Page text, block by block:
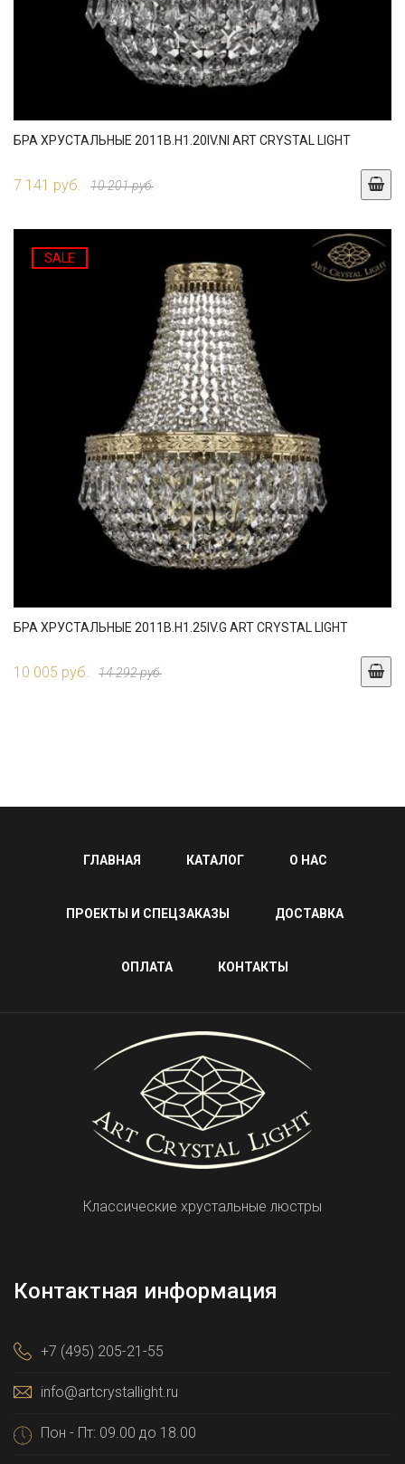
БРА ХРУСТАЛЬНЫЕ 2011B.H1.20IV.NI ART CRYSTAL LIGHT
7 141 руб. 10 201 руб.
SALE
БРА ХРУСТАЛЬНЫЕ 2011B.H1.25IV.G ART CRYSTAL LIGHT
10 005 руб. 14 292 руб.
ГЛАВНАЯ КАТАЛОГ О НАС
ПРОЕКТЫ И СПЕЦЗАКАЗЫ ДОСТАВКА
ОПЛАТА КОНТАКТЫ
Классические хрустальные люстры
Контактная информация
+7 (495) 205-21-55
info@artcrystallight.ru
Пон - Пт: 09.00 до 18.00